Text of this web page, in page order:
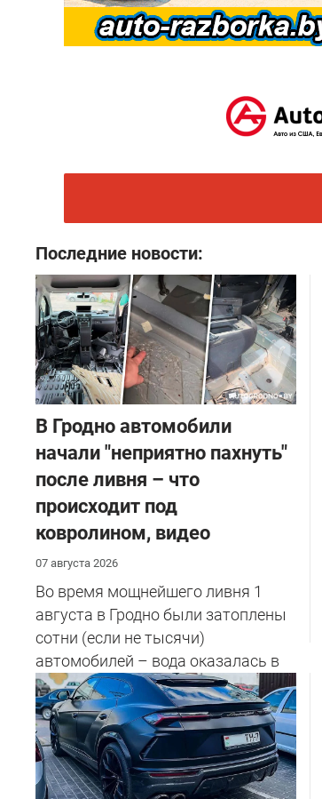
Последние новости:
В Гродно автомобили
начали "неприятно пахнуть"
после ливня – что
происходит под
ковролином, видео
07 августа 2026
Во время мощнейшего ливня 1
августа в Гродно были затоплены
сотни (если не тысячи)
автомобилей – вода оказалась в
салоне...